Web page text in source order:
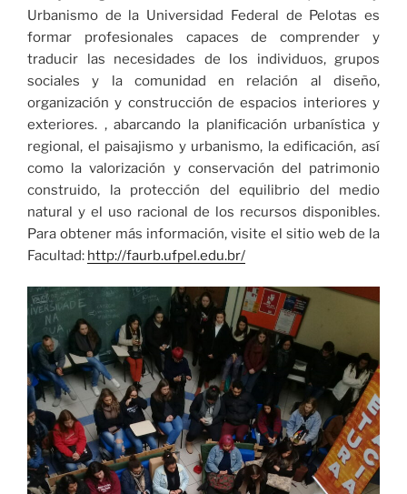
Urbanismo de la Universidad Federal de Pelotas es
formar profesionales capaces de comprender y
traducir las necesidades de los individuos, grupos
sociales y la comunidad en relación al diseño,
organización y construcción de espacios interiores y
exteriores. , abarcando la planificación urbanística y
regional, el paisajismo y urbanismo, la edificación, así
como la valorización y conservación del patrimonio
construido, la protección del equilibrio del medio
natural y el uso racional de los recursos disponibles.
Para obtener más información, visite el sitio web de la
Facultad: http://faurb.ufpel.edu.br/